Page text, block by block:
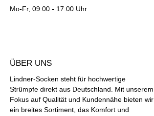
Mo-Fr, 09:00 - 17:00 Uhr
ÜBER UNS
Lindner-Socken steht für hochwertige
Strümpfe direkt aus Deutschland. Mit unserem
Fokus auf Qualität und Kundennähe bieten wir
ein breites Sortiment, das Komfort und